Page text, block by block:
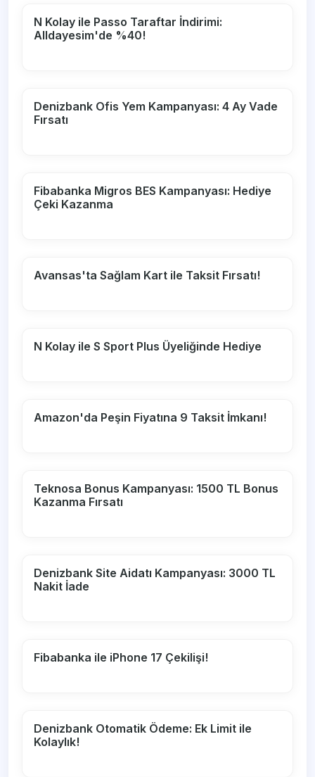
N Kolay ile Passo Taraftar İndirimi:
Alldayesim'de %40!
Denizbank Ofis Yem Kampanyası: 4 Ay Vade
Fırsatı
Fibabanka Migros BES Kampanyası: Hediye
Çeki Kazanma
Avansas'ta Sağlam Kart ile Taksit Fırsatı!
N Kolay ile S Sport Plus Üyeliğinde Hediye
Amazon'da Peşin Fiyatına 9 Taksit İmkanı!
Teknosa Bonus Kampanyası: 1500 TL Bonus
Kazanma Fırsatı
Denizbank Site Aidatı Kampanyası: 3000 TL
Nakit İade
Fibabanka ile iPhone 17 Çekilişi!
Denizbank Otomatik Ödeme: Ek Limit ile
Kolaylık!